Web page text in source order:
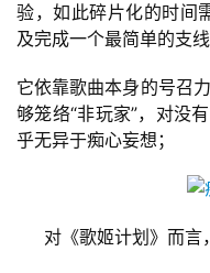
验，如此碎片化的时间
及完成一个最简单的支线
它依靠歌曲本身的号召
够笼络“非玩家”，对没
乎无异于痴心妄想；
对《歌姬计划》而